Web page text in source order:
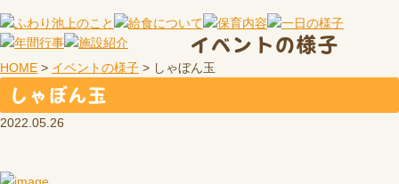
イベントの様子
HOME > イベントの様子 > しゃぼん玉
しゃぼん玉
2022.05.26